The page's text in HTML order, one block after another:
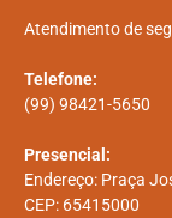
Atendimento de
Telefone:
(99) 98421-5650
Presencial:
Endereço: Praça
CEP: 65415000